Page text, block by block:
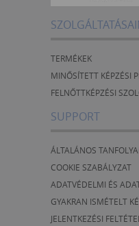
TERMÉKEK
MINŐSÍTETT KÉPZÉSI
FELNŐTTKÉPZÉSI
SUPPORT
ÁLTALÁNOS
COOKIE SZABÁLYZAT
ADATVÉDELMI ÉS
GYAKRAN ISMÉTELT
JELENTKEZÉSI